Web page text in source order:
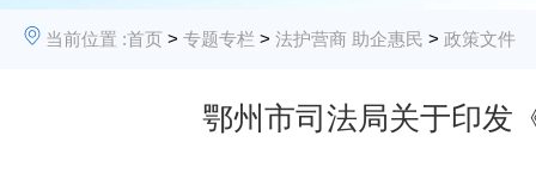
当前位置 :首页 > 专题专栏 > 法护营商 助企惠民 > 政策文件
鄂州市司法局关于印发